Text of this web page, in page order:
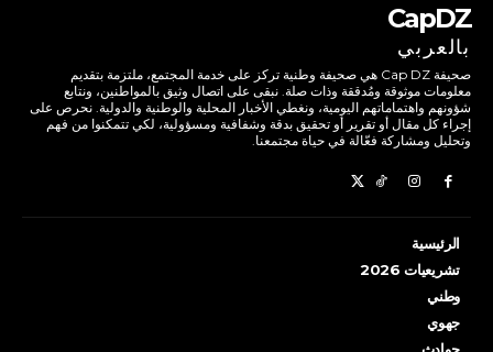
CapDZ
بالعربي
صحيفة Cap DZ هي صحيفة وطنية تركز على خدمة المجتمع، ملتزمة بتقديم
معلومات موثوقة ومُدققة وذات صلة. نبقى على اتصال وثيق بالمواطنين، ونتابع
شؤونهم واهتماماتهم اليومية، ونغطي الأخبار المحلية والوطنية والدولية. نحرص على
إجراء كل مقال أو تقرير أو تحقيق بدقة وشفافية ومسؤولية، لكي تتمكنوا من فهم
وتحليل ومشاركة فعّالة في حياة مجتمعنا.
الرئيسية
تشريعيات 2026
وطني
جهوي
حوادث